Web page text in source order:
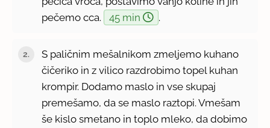
pečemo cca.
45 min .
S paličnim mešalnikom zmeljemo kuhano
čičeriko in z vilico razdrobimo topel kuhan
krompir. Dodamo maslo in vse skupaj
premešamo, da se maslo raztopi. Vmešam
še kislo smetano in toplo mleko, da dobimo